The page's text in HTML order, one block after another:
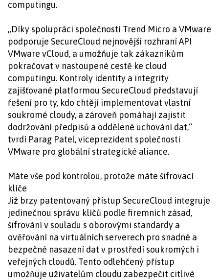
computingu.
„Díky spolupráci společností Trend Micro a VMware
podporuje SecureCloud nejnovější rozhraní API
VMware vCloud, a umožňuje tak zákazníkům
pokračovat v nastoupené cestě ke cloud
computingu. Kontroly identity a integrity
zajišťované platformou SecureCloud představují
řešení pro ty, kdo chtějí implementovat vlastní
soukromé cloudy, a zároveň pomáhají zajistit
dodržování předpisů a oddělené uchování dat,“
tvrdí Parag Patel, viceprezident společnosti
VMware pro globální strategické aliance.
Máte vše pod kontrolou, protože máte šifrovací
klíče
Již brzy patentovaný přístup SecureCloud integruje
jedinečnou správu klíčů podle firemních zásad,
šifrování v souladu s oborovými standardy a
ověřování na virtuálních serverech pro snadné a
bezpečné nasazení dat v prostředí soukromých i
veřejných cloudů. Tento odlehčený přístup
umožňuje uživatelům cloudu zabezpečit citlivé